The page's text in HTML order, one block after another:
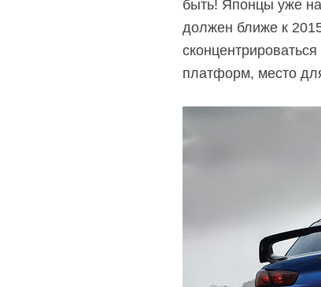
быть! Японцы уже
должен ближе к
платформ, место